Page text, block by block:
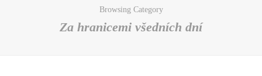
Browsing Category
Za hranicemi všedních dní